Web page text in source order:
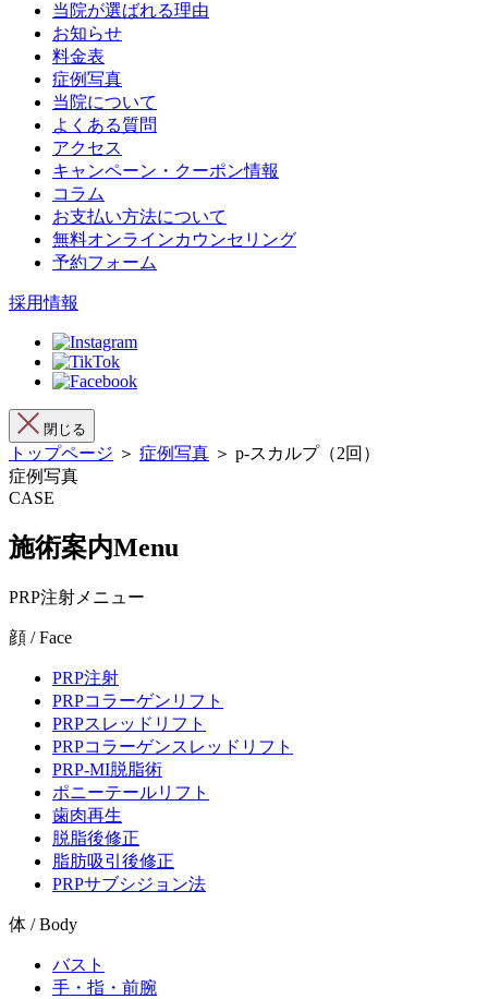
当院が選ばれる理由
お知らせ
料金表
症例写真
当院について
よくある質問
アクセス
キャンペーン・クーポン情報
コラム
お支払い方法について
無料オンラインカウンセリング
予約フォーム
採用情報
閉じる
トップページ ＞ 症例写真 ＞ p-スカルプ（2回）
症例写真
CASE
施術案内Menu
PRP注射メニュー
顔 / Face
PRP注射
PRPコラーゲンリフト
PRPスレッドリフト
PRPコラーゲンスレッドリフト
PRP-MI脱脂術
ポニーテールリフト
歯肉再生
脱脂後修正
脂肪吸引後修正
PRPサブシジョン法
体 / Body
バスト
手・指・前腕